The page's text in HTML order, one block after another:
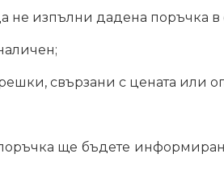
не изпълни дадена поръчка в
свързани с цената или
ще бъдете